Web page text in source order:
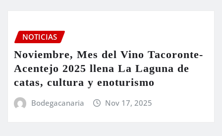
NOTICIAS
Noviembre, Mes del Vino Tacoronte-
Acentejo 2025 llena La Laguna de
catas, cultura y enoturismo
Bodegacanaria Nov 17, 2025